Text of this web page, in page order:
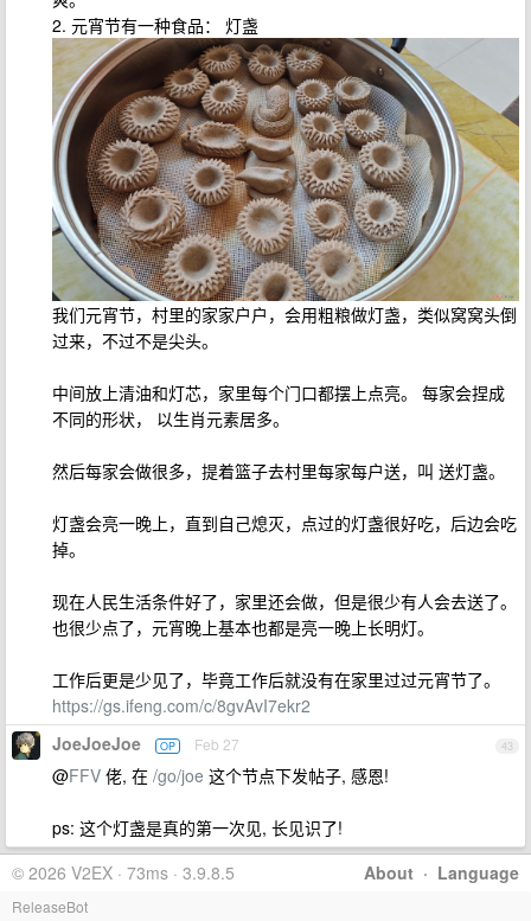
2. 元宵节有一种食品： 灯盏
我们元宵节，村里的家家户户，会用粗粮做灯盏，类似窝窝头倒
过来，不过不是尖头。
中间放上清油和灯芯，家里每个门口都摆上点亮。 每家会捏成
不同的形状， 以生肖元素居多。
然后每家会做很多，提着篮子去村里每家每户送，叫 送灯盏。
灯盏会亮一晚上，直到自己熄灭，点过的灯盏很好吃，后边会吃
掉。
现在人民生活条件好了，家里还会做，但是很少有人会去送了。
也很少点了，元宵晚上基本也都是亮一晚上长明灯。
工作后更是少见了，毕竟工作后就没有在家里过过元宵节了。
https://gs.ifeng.com/c/8gvAvI7ekr2
43
JoeJoeJoe OP Feb 27
@FFV 佬, 在 /go/joe 这个节点下发帖子, 感恩!
ps: 这个灯盏是真的第一次见, 长见识了!
About · Language
© 2026 V2EX · 73ms · 3.9.8.5
ReleaseBot